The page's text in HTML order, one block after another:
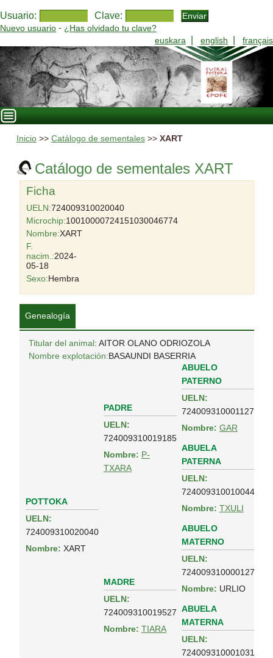
Usuario: Clave:
Nuevo usuario - ¿Has olvidado tu clave?
euskara
english français
Inicio>> Catálogo de sementales>> XART
Catálogo de sementales XART
Ficha
UELN:724009310020040
Microchip:10010000724151030046774
Nombre:XART
F.
nacim.:2024-
05-18
Sexo:Hembra
Genealogía
Titular del animal: AITOR OLANO ODRIOZOLA
Nombre explotación:BASAUNDI BASERRIA
POTTOKA
UELN:
724009310020040
Nombre: XART
PADRE
UELN:
724009310019185
Nombre: P-
TXARA
ABUELO
PATERNO
UELN:
724009310001127
Nombre: GAR
ABUELA
PATERNA
UELN:
724009310010044
Nombre: TXULI
MADRE
UELN:
724009310019527
Nombre: TIARA
ABUELO
MATERNO
UELN:
724009310000127
Nombre: URLIO
ABUELA
MATERNA
UELN:
724009310001031